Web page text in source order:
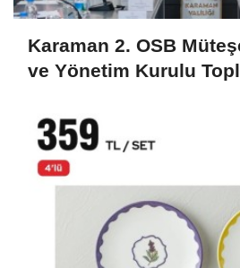
Karaman 2. OSB
ve Yönetim Kurulu